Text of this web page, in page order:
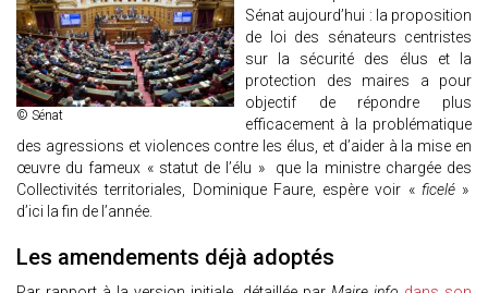
© Sénat
Sénat aujourd’hui : la proposition
de loi des sénateurs centristes
sur la sécurité des élus et la
protection des maires a pour
objectif de répondre plus
efficacement à la problématique
des agressions et violences contre les élus, et d’aider à la mise en
œuvre du fameux « statut de l’élu » que la ministre chargée des
Collectivités territoriales, Dominique Faure, espère voir « ficelé »
d’ici la fin de l’année.
Les amendements déjà adoptés